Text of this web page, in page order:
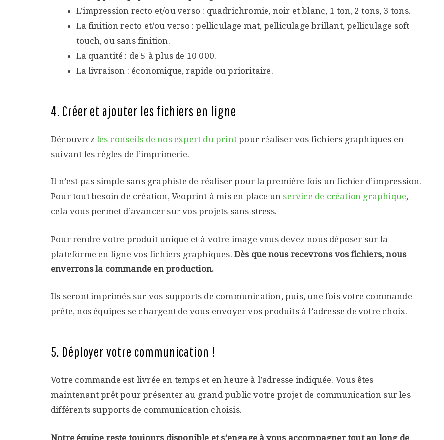
L’impression recto et/ou verso : quadrichromie, noir et blanc, 1 ton, 2 tons, 3 tons.
La finition recto et/ou verso : pelliculage mat, pelliculage brillant, pelliculage soft
touch, ou sans finition.
La quantité : de 5 à plus de 10 000.
La livraison : économique, rapide ou prioritaire.
4. Créer et ajouter les fichiers en ligne
Découvrez les conseils de nos expert du print pour réaliser vos fichiers graphiques en
suivant les règles de l’imprimerie.
Il n’est pas simple sans graphiste de réaliser pour la première fois un fichier d’impression.
Pour tout besoin de création, Veoprint à mis en place un service de création graphique,
cela vous permet d’avancer sur vos projets sans stress.
Pour rendre votre produit unique et à votre image vous devez nous déposer sur la
plateforme en ligne vos fichiers graphiques.Dès que nous recevrons vos fichiers, nous
enverrons la commande en production.
Ils seront imprimés sur vos supports de communication, puis, une fois votre commande
prête, nos équipes se chargent de vous envoyer vos produits à l’adresse de votre choix.
5. Déployer votre communication !
Votre commande est livrée en temps et en heure à l’adresse indiquée. Vous êtes
maintenant prêt pour présenter au grand public votre projet de communication sur les
différents supports de communication choisis.
Notre équipe reste toujours disponible et s’engage à vous accompagner tout au long de